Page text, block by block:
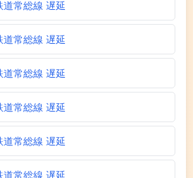
道常総線 遅延
道常総線 遅延
道常総線 遅延
道常総線 遅延
道常総線 遅延
道常総線 遅延